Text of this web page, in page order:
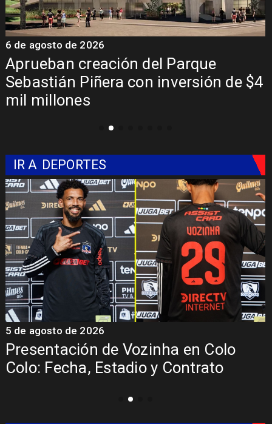
Aprueban creación del Parque
Sebastián Piñera con inversión de $4
mil millones
6 de agosto de 2026
IR A DEPORTES
Presentación de Vozinha en Colo
Colo: Fecha, Estadio y Contrato
5 de agosto de 2026